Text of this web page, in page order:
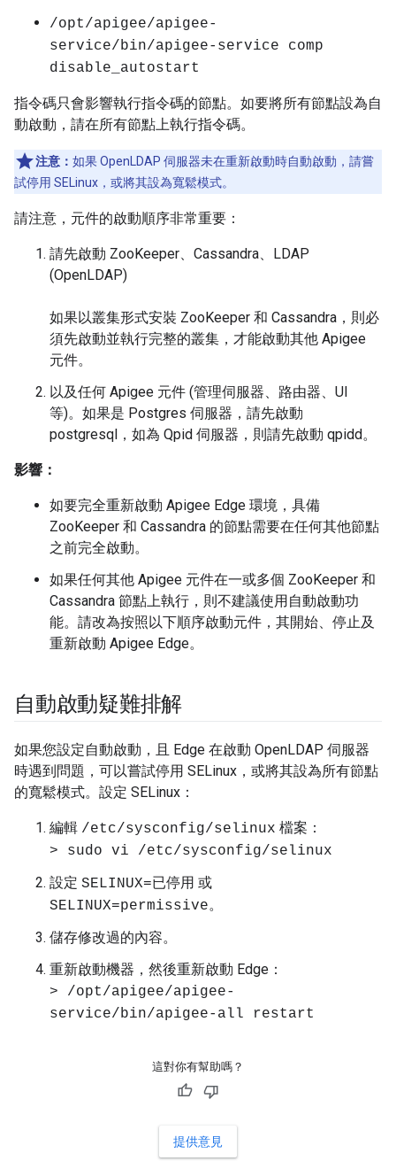
/opt/apigee/apigee-
service/bin/apigee-service comp
disable_autostart
指令碼只會影響執行指令碼的節點。如要將所有節點設為自
動啟動，請在所有節點上執行指令碼。
注意： 如果 OpenLDAP 伺服器未在重新啟動時自動啟動，請嘗
試停用 SELinux，或將其設為寬鬆模式。
請注意，元件的啟動順序非常重要：
請先啟動 ZooKeeper、Cassandra、LDAP
(OpenLDAP)
如果以叢集形式安裝 ZooKeeper 和 Cassandra，則必
須先啟動並執行完整的叢集，才能啟動其他 Apigee
元件。
以及任何 Apigee 元件 (管理伺服器、路由器、UI
等)。如果是 Postgres 伺服器，請先啟動
postgresql，如為 Qpid 伺服器，則請先啟動 qpidd。
影響：
如要完全重新啟動 Apigee Edge 環境，具備
ZooKeeper 和 Cassandra 的節點需要在任何其他節點
之前完全啟動。
如果任何其他 Apigee 元件在一或多個 ZooKeeper 和
Cassandra 節點上執行，則不建議使用自動啟動功
能。請改為按照以下順序啟動元件，其開始、停止及
重新啟動 Apigee Edge。
自動啟動疑難排解
如果您設定自動啟動，且 Edge 在啟動 OpenLDAP 伺服器
時遇到問題，可以嘗試停用 SELinux，或將其設為所有節點
的寬鬆模式。設定 SELinux：
編輯 /etc/sysconfig/selinux 檔案：
> sudo vi /etc/sysconfig/selinux
設定 SELINUX=已停用 或
SELINUX=permissive。
儲存修改過的內容。
重新啟動機器，然後重新啟動 Edge：
> /opt/apigee/apigee-
service/bin/apigee-all restart
這對你有幫助嗎？
提供意見